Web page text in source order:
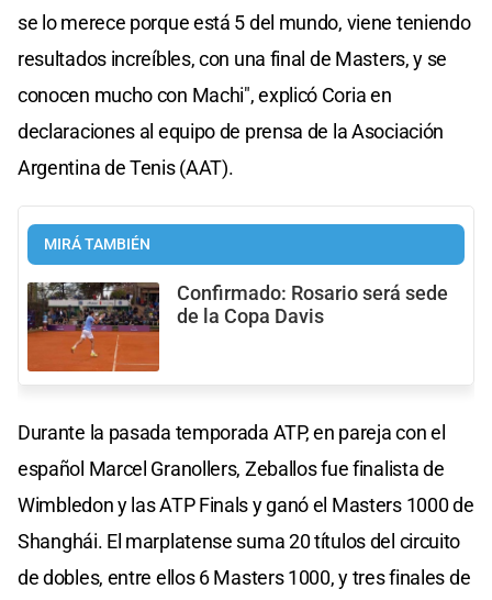
se lo merece porque está 5 del mundo, viene teniendo
resultados increíbles, con una final de Masters, y se
conocen mucho con Machi", explicó Coria en
declaraciones al equipo de prensa de la Asociación
Argentina de Tenis (AAT).
MIRÁ TAMBIÉN
Confirmado: Rosario será sede
de la Copa Davis
Durante la pasada temporada ATP, en pareja con el
español Marcel Granollers, Zeballos fue finalista de
Wimbledon y las ATP Finals y ganó el Masters 1000 de
Shanghái. El marplatense suma 20 títulos del circuito
de dobles, entre ellos 6 Masters 1000, y tres finales de